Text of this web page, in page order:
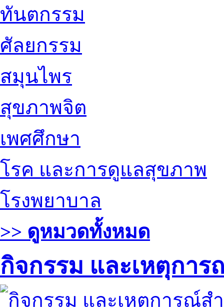
ทันตกรรม
ศัลยกรรม
สมุนไพร
สุขภาพจิต
เพศศึกษา
โรค และการดูแลสุขภาพ
โรงพยาบาล
>> ดูหมวดทั้งหมด
กิจกรรม และเหตุกา